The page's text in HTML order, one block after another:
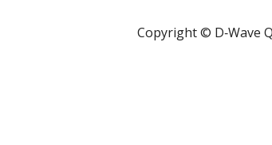
Copyright © D‑Wave